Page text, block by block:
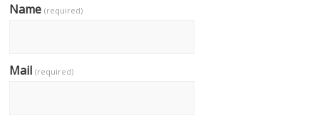
Name(required)
Mail(required)